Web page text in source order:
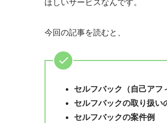
ほしいサービスなんです。
今回の記事を読むと、
セルフバック（自己アフ
セルフバックの取り扱
セルフバックの案件例